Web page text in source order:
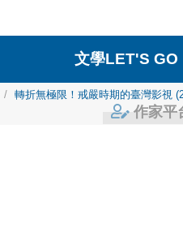
文學LET'S GO
/ 轉折無極限！戒嚴時期的臺灣影視
作家平